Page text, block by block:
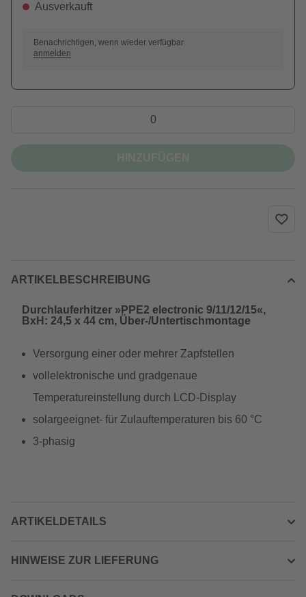
Ausverkauft
Benachrichtigen, wenn wieder verfügbar
anmelden
ARTIKELBESCHREIBUNG
Durchlauferhitzer »PPE2 electronic 9/11/12/15«,
BxH: 24,5 x 44 cm, Über-/Untertischmontage
Versorgung einer oder mehrer Zapfstellen
vollelektronische und gradgenaue
Temperatureinstellung durch LCD-Display
solargeeignet- für Zulauftemperaturen bis 60 °C
3-phasig
ARTIKELDETAILS
HINWEISE ZUR LIEFERUNG